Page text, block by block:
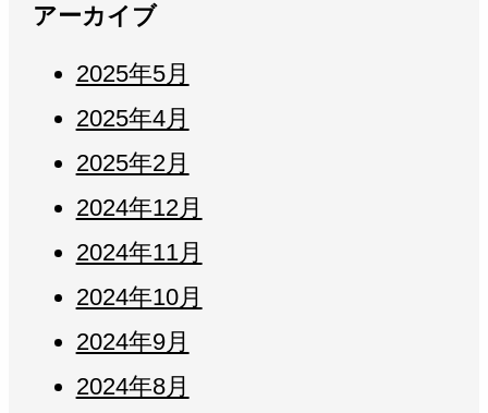
アーカイブ
2025年5月
2025年4月
2025年2月
2024年12月
2024年11月
2024年10月
2024年9月
2024年8月